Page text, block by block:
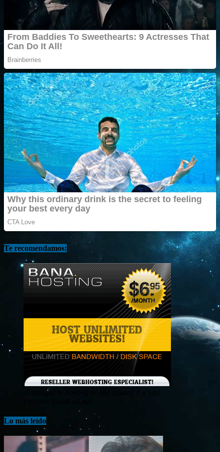
Te recomendamos:
¡Consigue tu hosting de alta calidad y a bajo
costo en Banahosting!
Lo más leído